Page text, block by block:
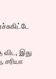
விட, இது